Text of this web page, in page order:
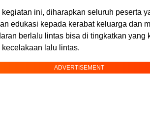
ini, diharapkan seluruh peserta
edukasi kepada kerabat keluarga dan
berlalu lintas bisa di tingkatkan yang
lalu lintas.
ADVERTISEMENT